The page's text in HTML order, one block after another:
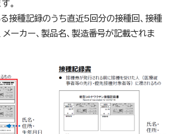
。
る接種記録のうち直近5回分の接種回、接種
メーカー、製品名、製造番号が記載されま